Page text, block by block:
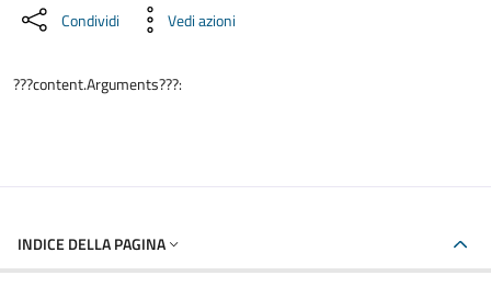
Condividi Vedi azioni
???content.Arguments???:
INDICE DELLA PAGINA